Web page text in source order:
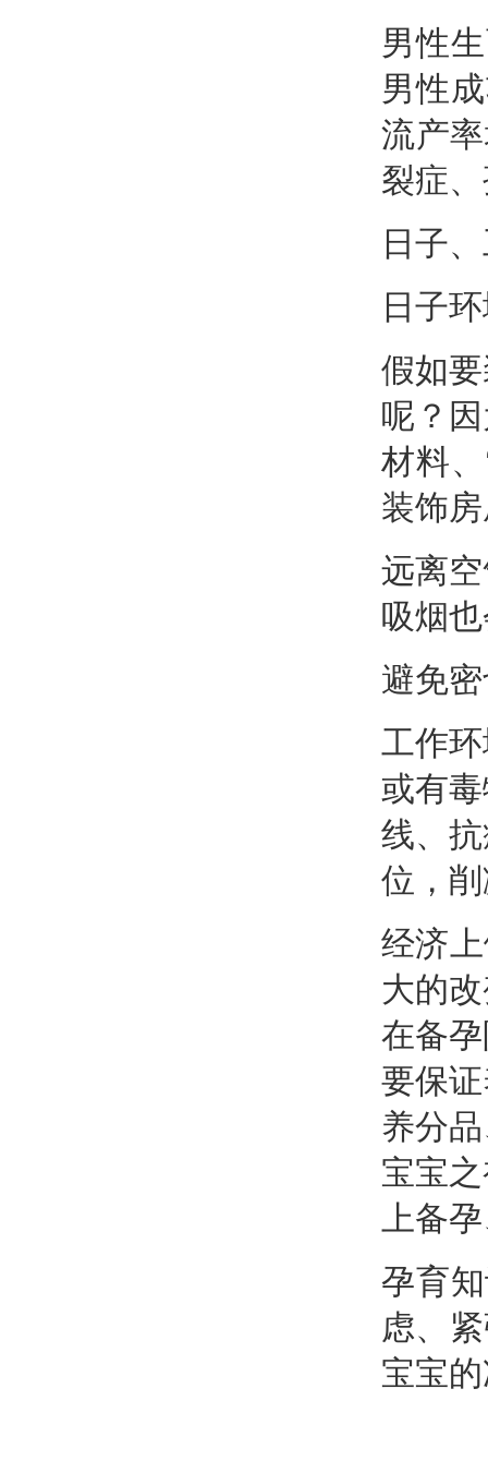
男性
男性
流产
裂症
日子
日子
假如
呢？
材料
装饰
远离
吸烟
避免
工作
或有
线、
位，
经济
大的
在备
要保
养分
宝宝
上备
孕育
虑、
宝宝